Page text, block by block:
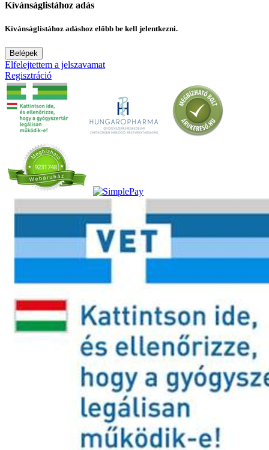
Kívánságlistához adás
Kívánságlistához adáshoz előbb be kell jelentkezni.
Belépek
Elfelejtettem a jelszavamat
Regisztráció